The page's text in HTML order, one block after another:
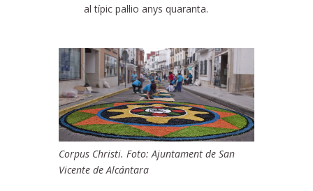
al típic pal·lio anys quaranta.
Corpus Christi. Foto: Ajuntament de San
Vicente de Alcántara